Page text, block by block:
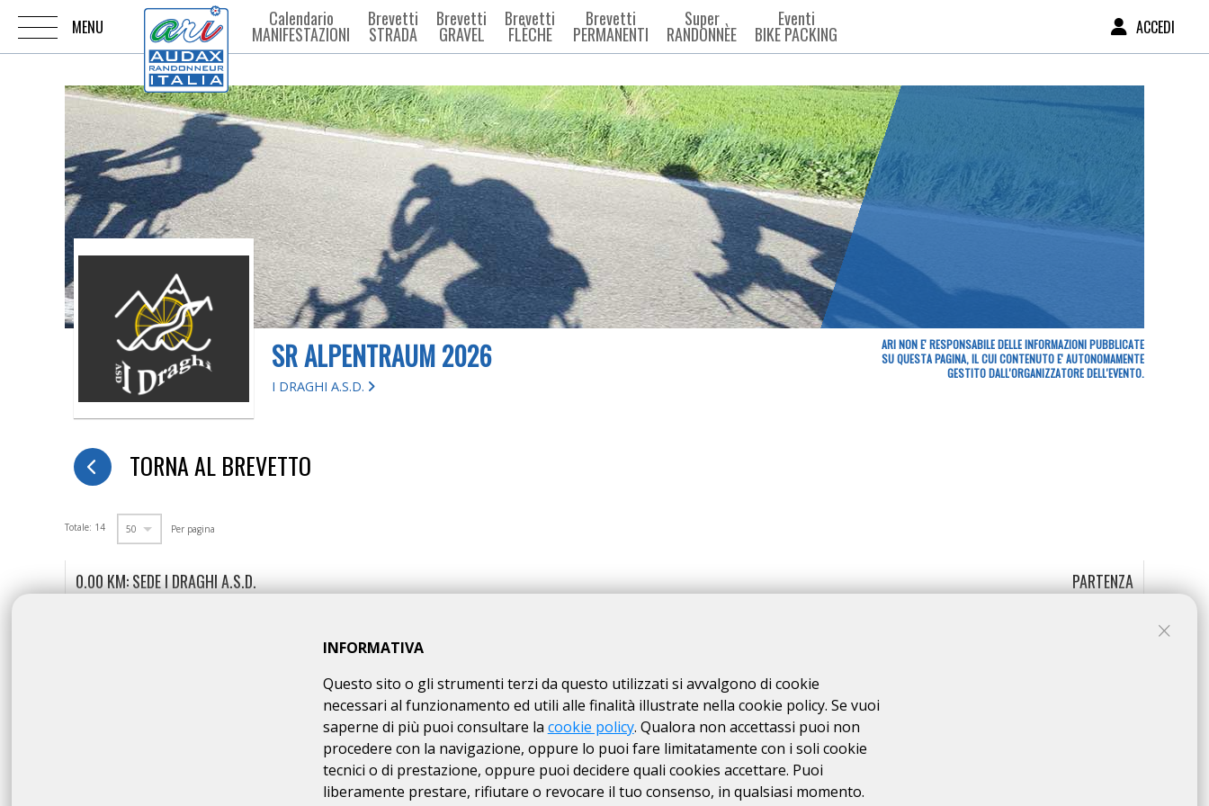
Calendario
MANIFESTAZIONI
Brevetti
STRADA
Brevetti
GRAVEL
Brevetti
FLÈCHE
Brevetti
PERMANENTI
Super
RANDONNÈE
Eventi
BIKE PACKING ACCEDI
ARI NON E' RESPONSABILE DELLE INFORMAZIONI PUBBLICATE
SU QUESTA PAGINA, IL CUI CONTENUTO E' AUTONOMAMENTE
GESTITO DALL'ORGANIZZATORE DELL'EVENTO.
SR ALPENTRAUM 2026
I DRAGHI A.S.D.
TORNA AL BREVETTO
Totale: 14 Per pagina
0.00 KM: SEDE I DRAGHI A.S.D. PARTENZA
INFORMATIVA
Questo sito o gli strumenti terzi da questo utilizzati si avvalgono di cookie
necessari al funzionamento ed utili alle finalità illustrate nella cookie policy. Se vuoi
saperne di più puoi consultare la cookie policy. Qualora non accettassi puoi non
procedere con la navigazione, oppure lo puoi fare limitatamente con i soli cookie
tecnici o di prestazione, oppure puoi decidere quali cookies accettare. Puoi
liberamente prestare, rifiutare o revocare il tuo consenso, in qualsiasi momento.